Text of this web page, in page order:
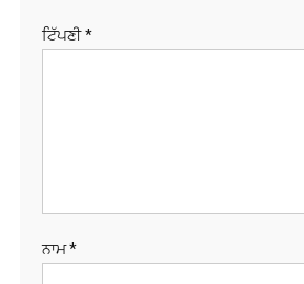
ਟਿੱਪਣੀ*
ਨਾਮ*